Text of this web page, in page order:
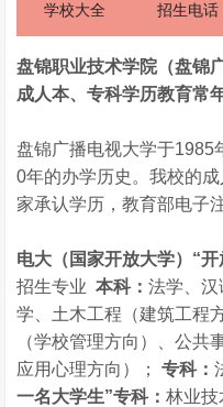
学校大全 招生电话
盘锦职业技术学院（盘锦
成人本、专科学历教育常
盘锦广播电视大学于1985
0年的办学历史。我校的
家承认学历，教育部电子
电大（国家开放大学）“开
招生专业本科：法学、
学、土木工程（建筑工程
（学校管理方向）、公共
应用心理方向）；专科：
一名大学生”专科：林业技